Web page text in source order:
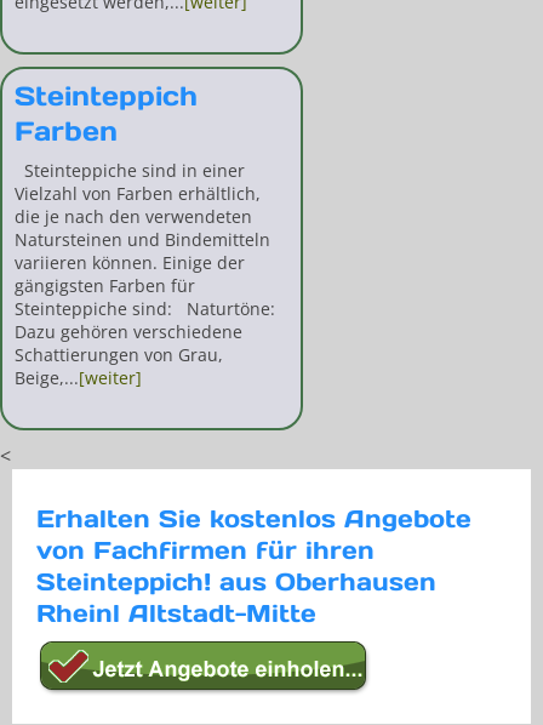
Steinteppich
Farben
Steinteppiche sind in einer
Vielzahl von Farben erhältlich,
die je nach den verwendeten
Natursteinen und Bindemitteln
variieren können. Einige der
gängigsten Farben für
Steinteppiche sind: Naturtöne:
Dazu gehören verschiedene
Schattierungen von Grau,
Beige,...[weiter]
<
Erhalten Sie kostenlos Angebote
von Fachfirmen für ihren
Steinteppich! aus Oberhausen
Rheinl Altstadt-Mitte